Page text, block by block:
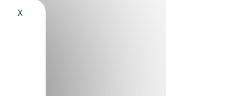
X Masquer le bandeau des cookies